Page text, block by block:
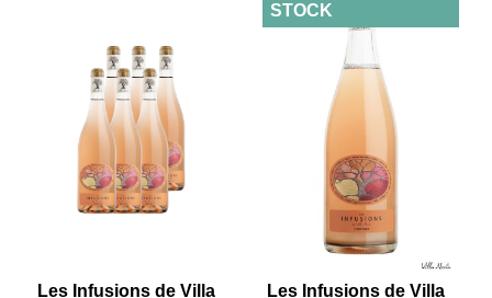
Les Infusions de Villa Les Infusions de Villa
STOCK